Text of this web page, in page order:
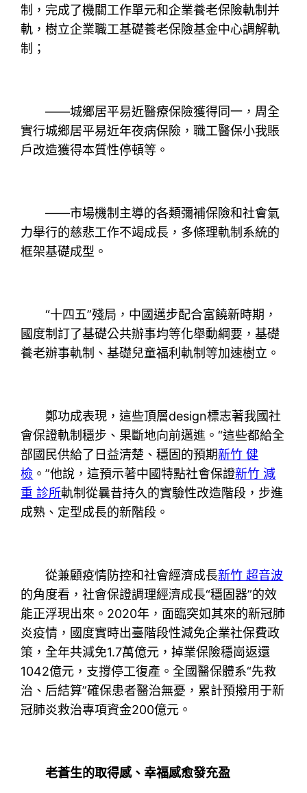
制，完成了機關工作單元和企業養老保險軌制并
軌，樹立企業職工基礎養老保險基金中心調解軌
制；
——城鄉居平易近醫療保險獲得同一，周全
實行城鄉居平易近年夜病保險，職工醫保小我賬
戶改造獲得本質性停頓等。
——市場機制主導的各類彌補保險和社會氣
力舉行的慈悲工作不竭成長，多條理軌制系統的
框架基礎成型。
“十四五”殘局，中國邁步配合富饒新時期，
國度制訂了基礎公共辦事均等化舉動綱要，基礎
養老辦事軌制、基礎兒童福利軌制等加速樹立。
鄭功成表現，這些頂層design標志著我國社
會保證軌制穩步、果斷地向前邁進。“這些都給全
部國民供給了日益清楚、穩固的預期新竹 健
檢 。”他說，這預示著中國特點社會保證新竹 減
重 診所軌制從曩昔持久的實驗性改造階段，步進
成熟、定型成長的新階段。
從兼顧疫情防控和社會經濟成長新竹 超音波
的角度看，社會保證調理經濟成長“穩固器”的效
能正浮現出來。2020年，面臨突如其來的新冠肺
炎疫情，國度實時出臺階段性減免企業社保費政
策，全年共減免1.7萬億元，掉業保險穩崗返還
1042億元，支撐停工復產。全國醫保體系“先救
治、后結算”確保患者醫治無憂，累計預撥用于新
冠肺炎救治專項資金200億元。
老蒼生的取得感、幸福感愈發充盈